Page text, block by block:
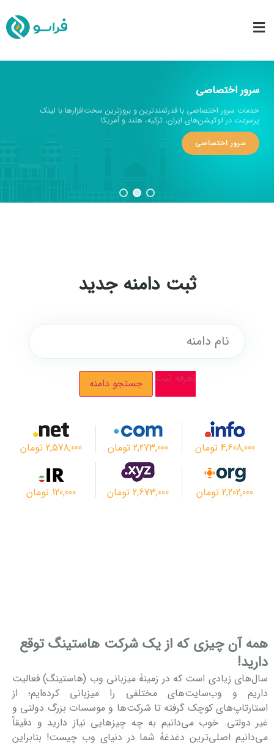
سرور اختصاصی
خدمات سرور اختصاصی با قدرتمندترین و بروزترین سخت‌افزارها با لینک
پرسرعت در لوکیشن‌های ایران، ترکیه، هلند و آمریکا
سرور اختصاصی
ثبت دامنه جدید
تعرفه ثبت جستجو دامنه
4,608,000 تومان 2,273,000 تومان 2,578,000 تومان
2,202,000 تومان 2,673,000 تومان 120,000 تومان
همۀ آن چیزی که از یک شرکت هاستینگ توقع
دارید!
سال‌های زیادی است که در زمینۀ میزبانی وب (هاستینگ) فعالیت
داریم و وب‌سایت‌های مختلفی را میزبانی کرده‌ایم؛ از
استارتاپ‌های کوچک گرفته تا شرکت‌ها و موسسات بزرگ دولتی و
غیر دولتی. خوب می‌دانیم به چه چیزهایی نیاز دارید و دقیقاً
می‌دانیم اصلی‌ترین دغدغۀ شما در دنیای وب چیست! بنابراین